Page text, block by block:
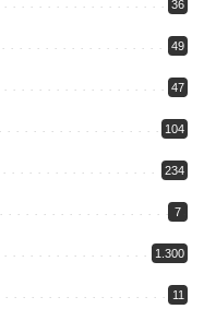
36
49
47
104
234
7
1.300
11